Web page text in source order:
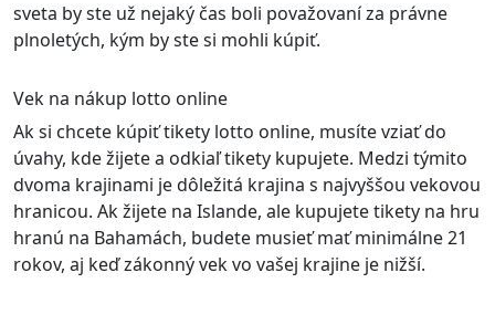
sveta by ste už nejaký čas boli považovaní za právne
plnoletých, kým by ste si mohli kúpiť.
Vek na nákup lotto online
Ak si chcete kúpiť tikety lotto online, musíte vziať do
úvahy, kde žijete a odkiaľ tikety kupujete. Medzi týmito
dvoma krajinami je dôležitá krajina s najvyššou vekovou
hranicou. Ak žijete na Islande, ale kupujete tikety na hru
hranú na Bahamách, budete musieť mať minimálne 21
rokov, aj keď zákonný vek vo vašej krajine je nižší.